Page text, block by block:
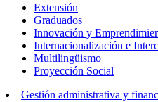
Extensión
Graduados
Innovación y
Internacionalización e
Multilingüismo
Proyección Social
Gestión administrativa y